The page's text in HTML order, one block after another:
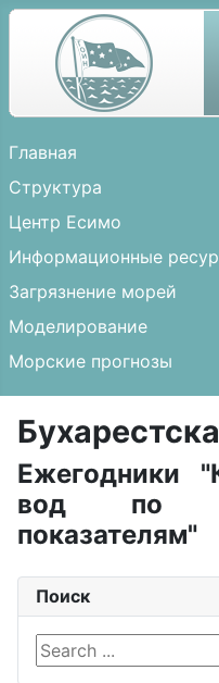
Главная
Структура
Центр Есимо
Информационные
Загрязнение морей
Моделирование
Морские прогнозы
Ежегодники
вод по
показателям"
Поиск
Search ...